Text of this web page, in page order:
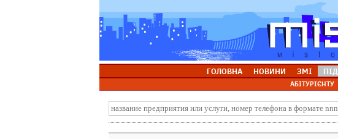
ГОЛОВНА НОВИНИ ЗМІ
АБІТУРІЄНТУ